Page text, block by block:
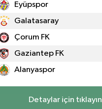
Eyüpspor
Galatasaray
Çorum FK
Gaziantep FK
Alanyaspor
Detaylar için tıklayın